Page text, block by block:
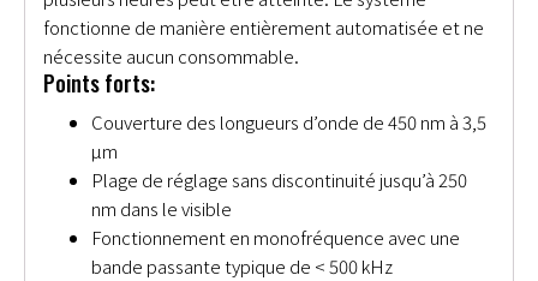
fonctionne de manière entièrement automatisée et ne
nécessite aucun consommable.
Points forts:
Couverture des longueurs d’onde de 450 nm à 3,5
µm
Plage de réglage sans discontinuité jusqu’à 250
nm dans le visible
Fonctionnement en monofréquence avec une
bande passante typique de < 500 kHz